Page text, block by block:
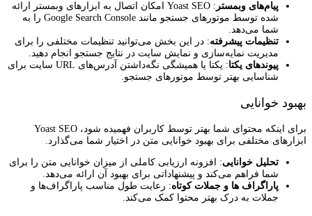
پیام‌های وبمستر
: Yoast SEO امکان اتصال به ابزارهای وبمستر ارائه
شده توسط موتورهای جستجو مانند Google Search Console را به
شما می‌دهد.
تنظیمات پیشرفته: در این بخش می‌توانید تنظیمات مختلفی را برای
مدیریت نمایه‌سازی و نمایش سایت در نتایج جستجو انجام دهید.
پیوندهای یکتا
: یکتا یا همیشگی نگه‌داشتن آدرس‌های URL سایت برای
شناسایی بهتر توسط موتورهای جستجو.
بهبود خوانایی
برای اینکه محتوای شما بهتر توسط کاربران فهمیده شود، Yoast SEO
ابزارهای مختلفی برای بهبود خوانایی متن در اختیار شما می‌گذارد.
تحلیل خوانایی: افزونه ارزیابی کاملی از میزان خوانایی متن را برای
شما فراهم می‌کند و پیشنهاداتی برای بهبود آن ارائه می‌دهد.
پاراگراف ها و جملات کوتاه: رعایت طول مناسب پاراگراف‌ها و
جملات به درک بهتر محتوا کمک می‌کند.